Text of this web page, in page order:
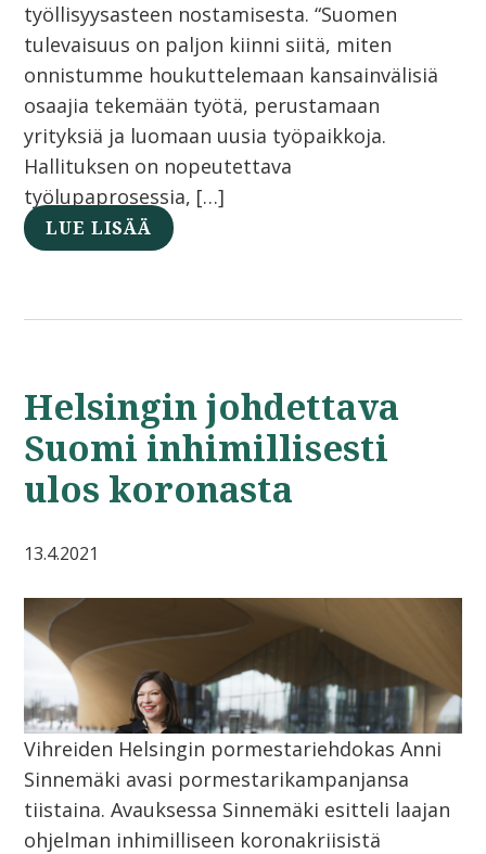
työllisyysasteen nostamisesta. “Suomen
tulevaisuus on paljon kiinni siitä, miten
onnistumme houkuttelemaan kansainvälisiä
osaajia tekemään työtä, perustamaan
yrityksiä ja luomaan uusia työpaikkoja.
Hallituksen on nopeutettava
työlupaprosessia, […]
LUE LISÄÄ
Helsingin johdettava
Suomi inhimillisesti
ulos koronasta
13.4.2021
Vihreiden Helsingin pormestariehdokas Anni
Sinnemäki avasi pormestarikampanjansa
tiistaina. Avauksessa Sinnemäki esitteli laajan
ohjelman inhimilliseen koronakriisistä